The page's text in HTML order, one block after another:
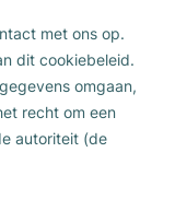
met ons op.
dit cookiebeleid.
omgaan,
recht om een
autoriteit (de